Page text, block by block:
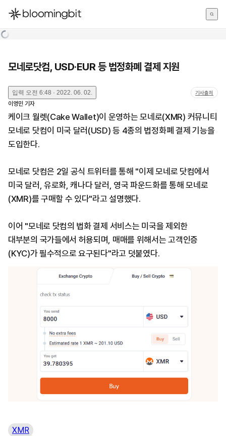
한국어
모네로닷컴, USD·EUR 등 법정화폐 결제 지원
입력 오전 6:48 · 2022. 06. 02. 기사출처
이영민 기자
케이크 월렛(Cake Wallet)이 운영하는 모네로(XMR) 커뮤니티
모네로 닷컴이 미국 달러(USD) 등 4종의 법정화폐 결제 기능을
도입한다.
모네로 닷컴은 2일 공식 트위터를 통해 "이제 모네로 닷컴에서
미국 달러, 유로화, 캐나다 달러, 영국 파운드화를 통해 모네로
(XMR)를 구매할 수 있다"라고 설명했다.
이어 "모네로 닷컴의 법화 결제 서비스는 미국을 제외한
대부분의 국가들에서 허용되며, 매매를 위해서는 고객인증
(KYC)가 필수적으로 요구된다"라고 덧붙였다.
XMR